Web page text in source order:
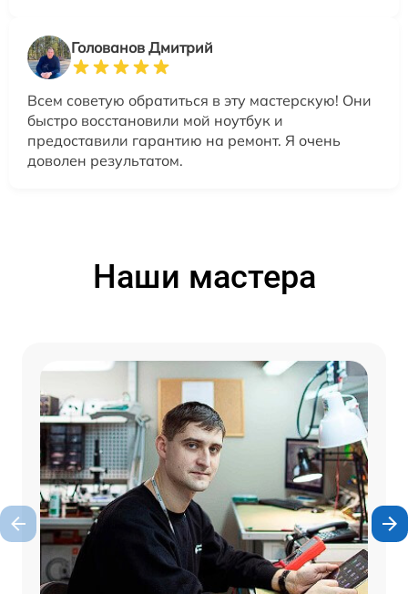
Голованов Дмитрий
Всем советую обратиться в эту мастерскую! Они
быстро восстановили мой ноутбук и
предоставили гарантию на ремонт. Я очень
доволен результатом.
Наши мастера